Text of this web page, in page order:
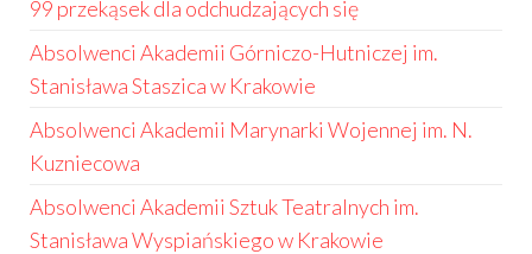
99 przekąsek dla odchudzających się
Absolwenci Akademii Górniczo-Hutniczej im.
Stanisława Staszica w Krakowie
Absolwenci Akademii Marynarki Wojennej im. N.
Kuzniecowa
Absolwenci Akademii Sztuk Teatralnych im.
Stanisława Wyspiańskiego w Krakowie